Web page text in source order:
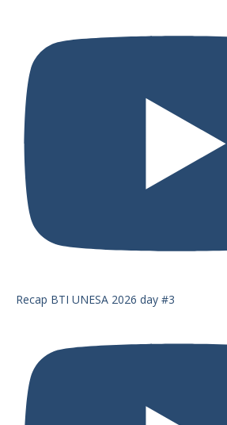
Recap BTI UNESA 2026 day #3